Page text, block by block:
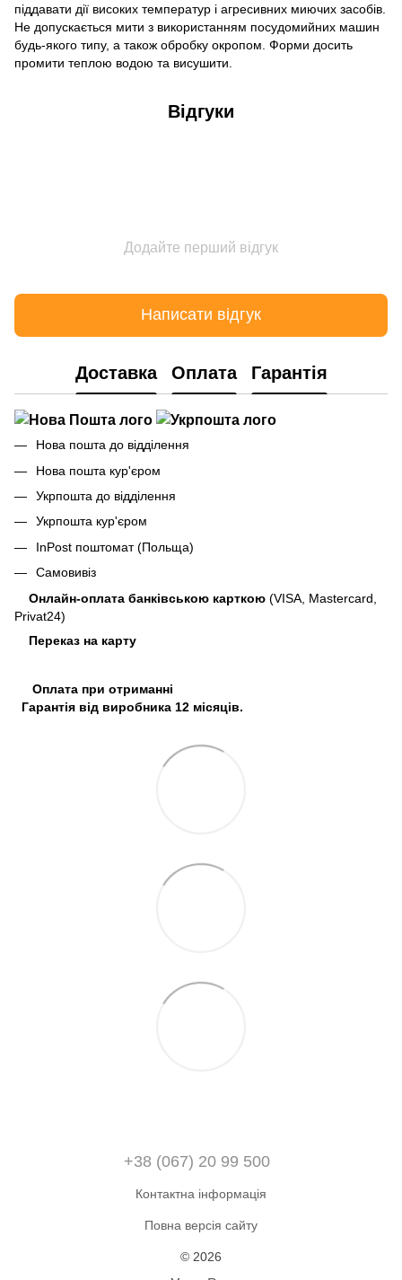
піддавати дії високих температур і агресивних миючих засобів.
Не допускається мити з використанням посудомийних машин
будь-якого типу, а також обробку окропом. Форми досить
промити теплою водою та висушити.
Відгуки
Додайте перший відгук
Написати відгук
Доставка Оплата Гарантія
Нова пошта до відділення
Нова пошта кур'єром
Укрпошта до відділення
Укрпошта кур'єром
InPost поштомат (Польща)
Самовивіз
Онлайн-оплата банківською карткою (VISA, Mastercard,
Privat24)
Переказ на карту
Оплата при отриманні
Гарантія від виробника 12 місяців.
+38 (067) 20 99 500
Контактна інформація
Повна версія сайту
© 2026